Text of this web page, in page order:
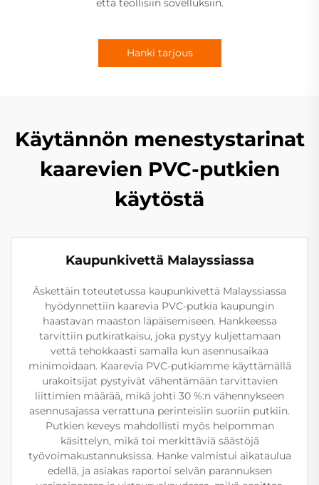
että teollisiin sovelluksiin.
Hanki tarjous
Käytännön menestystarinat
kaarevien PVC-putkien
käytöstä
Kaupunkivettä Malayssiassa
Äskettäin toteutetussa kaupunkivettä Malayssiassa
hyödynnettiin kaarevia PVC-putkia kaupungin
haastavan maaston läpäisemiseen. Hankkeessa
tarvittiin putkiratkaisu, joka pystyy kuljettamaan
vettä tehokkaasti samalla kun asennusaikaa
minimoidaan. Kaarevia PVC-putkiamme käyttämällä
urakoitsijat pystyivät vähentämään tarvittavien
liittimien määrää, mikä johti 30 %:n vähennykseen
asennusajassa verrattuna perinteisiin suoriin putkiin.
Putkien keveys mahdollisti myös helpomman
käsittelyn, mikä toi merkittäviä säästöjä
työvoimakustannuksissa. Hanke valmistui aikataulua
edellä, ja asiakas raportoi selvän parannuksen